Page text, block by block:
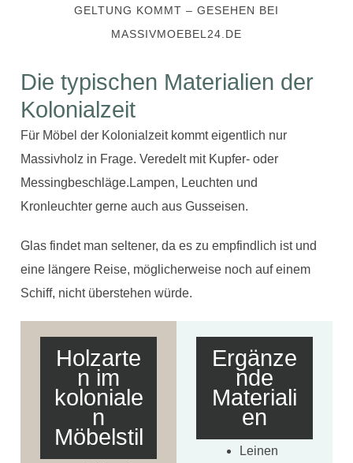
GELTUNG KOMMT – GESEHEN BEI
MASSIVMOEBEL24.DE
Die typischen Materialien der
Kolonialzeit
Für Möbel der Kolonialzeit kommt eigentlich nur
Massivholz in Frage. Veredelt mit Kupfer- oder
Messingbeschläge.Lampen, Leuchten und
Kronleuchter gerne auch aus Gusseisen.
Glas findet man seltener, da es zu empfindlich ist und
eine längere Reise, möglicherweise noch auf einem
Schiff, nicht überstehen würde.
Holzarte
n im
koloniale
n
Möbelstil
Ergänze
nde
Materiali
en
Leinen